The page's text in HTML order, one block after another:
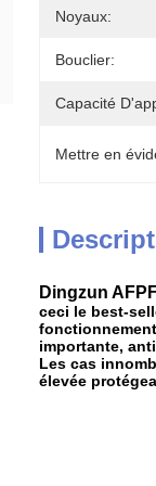
Noyaux:
Bouclier:
Capacité
Mettre en
Dingzun
ceci le best-
importante,
Les cas
élevée